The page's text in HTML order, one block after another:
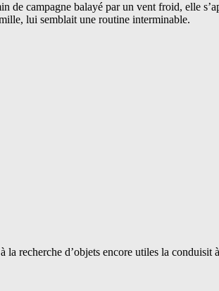
de campagne balayé par un vent froid, elle
lui semblait une routine interminable.
recherche d’objets encore utiles la conduisit